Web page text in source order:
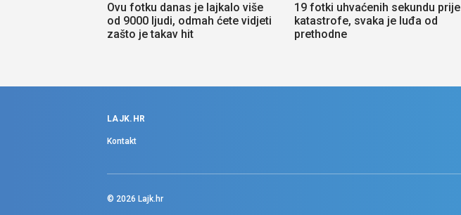
Ovu fotku danas je lajkalo više
od 9000 ljudi, odmah ćete vidjeti
zašto je takav hit
19 fotki uhvaćenih sekundu prije
katastrofe, svaka je luđa od
prethodne
LAJK.HR
Kontakt
© 2026 Lajk.hr